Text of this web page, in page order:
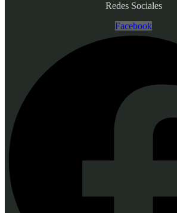
Redes Sociales
Facebook